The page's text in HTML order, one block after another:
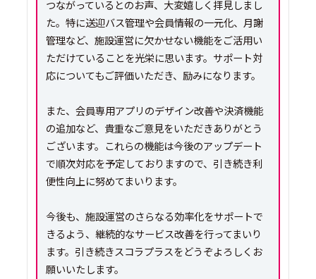
つながっているとのお声、大変嬉しく拝見しまし
た。特に送迎バス管理や会員情報の一元化、月謝
管理など、施設運営に欠かせない機能をご活用い
ただけていることを光栄に思います。サポート対
応についてもご評価いただき、励みになります。
また、会員専用アプリのデザイン改善や決済機能
の追加など、貴重なご意見をいただきありがとう
ございます。これらの機能は今後のアップデート
で順次対応を予定しておりますので、引き続き利
便性向上に努めてまいります。
今後も、施設運営のさらなる効率化をサポートで
きるよう、継続的なサービス改善を行ってまいり
ます。引き続きスコラプラスをどうぞよろしくお
願いいたします。